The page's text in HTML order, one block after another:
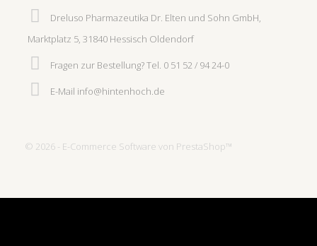
© 2026 - E-Commerce Software von PrestaShop™
Dreluso Pharmazeutika Dr. Elten und Sohn GmbH,
Marktplatz 5, 31840 Hessisch Oldendorf
Fragen zur Bestellung?Tel. 0 51 52 / 94 24-0
E-Mail info@hintenhoch.de